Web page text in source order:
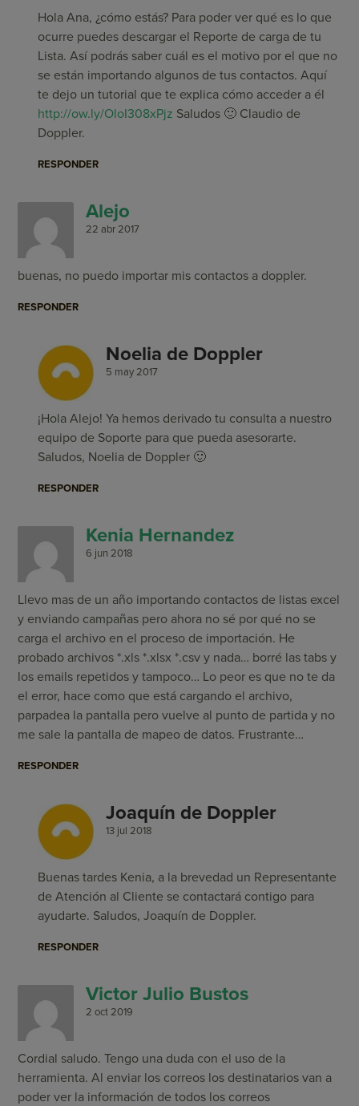
Hola Ana, ¿cómo estás? Para poder ver qué es lo que
ocurre puedes descargar el Reporte de carga de tu
Lista. Así podrás saber cuál es el motivo por el que no
se están importando algunos de tus contactos. Aquí
te dejo un tutorial que te explica cómo acceder a él
http://ow.ly/OloI308xPjz Saludos 🙂 Claudio de
Doppler.
RESPONDER
Alejo
22 abr 2017
buenas, no puedo importar mis contactos a doppler.
RESPONDER
Noelia de Doppler
5 may 2017
¡Hola Alejo! Ya hemos derivado tu consulta a nuestro
equipo de Soporte para que pueda asesorarte.
Saludos, Noelia de Doppler 🙂
RESPONDER
Kenia Hernandez
6 jun 2018
Llevo mas de un año importando contactos de listas excel
y enviando campañas pero ahora no sé por qué no se
carga el archivo en el proceso de importación. He
probado archivos *.xls *.xlsx *.csv y nada… borré las tabs y
los emails repetidos y tampoco… Lo peor es que no te da
el error, hace como que está cargando el archivo,
parpadea la pantalla pero vuelve al punto de partida y no
me sale la pantalla de mapeo de datos. Frustrante…
RESPONDER
Joaquín de Doppler
13 jul 2018
Buenas tardes Kenia, a la brevedad un Representante
de Atención al Cliente se contactará contigo para
ayudarte. Saludos, Joaquín de Doppler.
RESPONDER
Victor Julio Bustos
2 oct 2019
Cordial saludo. Tengo una duda con el uso de la
herramienta. Al enviar los correos los destinatarios van a
poder ver la información de todos los correos